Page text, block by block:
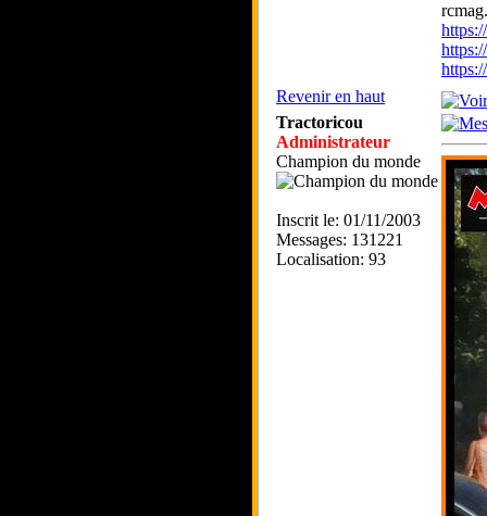
Revenir en haut
Tractoricou
Administrateur
Champion du monde
Inscrit le: 01/11/2003
Messages: 131221
Localisation: 93